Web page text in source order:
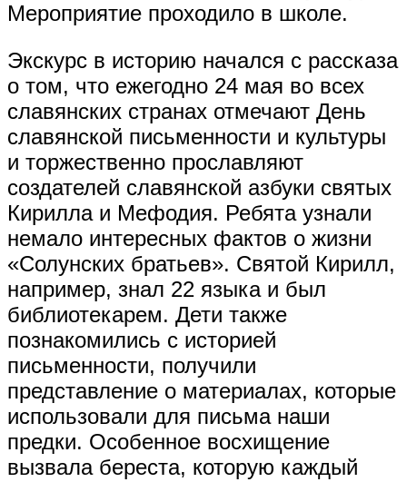
Мероприятие проходило в школе.
Экскурс в историю начался с рассказа
о том, что ежегодно 24 мая во всех
славянских странах отмечают День
славянской письменности и культуры
и торжественно прославляют
создателей славянской азбуки святых
Кирилла и Мефодия. Ребята узнали
немало интересных фактов о жизни
«Солунских братьев». Святой Кирилл,
например, знал 22 языка и был
библиотекарем. Дети также
познакомились с историей
письменности, получили
представление о материалах, которые
использовали для письма наши
предки. Особенное восхищение
вызвала береста, которую каждый